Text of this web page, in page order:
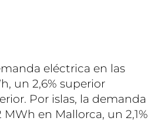
eléctrica en las
un 2,6% superior
Por islas, la demanda
en Mallorca, un 2,1%